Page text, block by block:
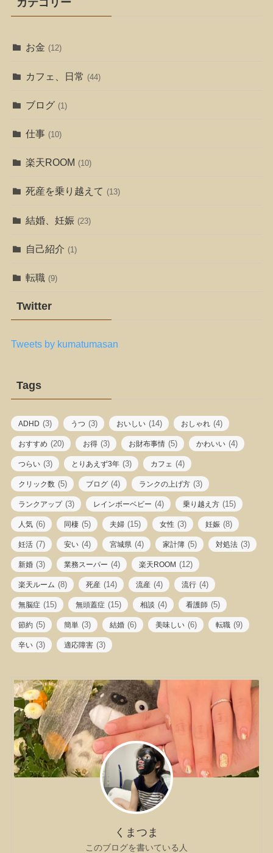
カテゴリー
お金 (12)
カフェ、日常 (44)
ブログ (1)
仕事 (10)
楽天ROOM (10)
死産を乗り越えて (13)
結婚、妊娠 (23)
自己紹介 (1)
転職 (9)
Twitter
Tweets by kumatumasan
Tags
ADHD (3) うつ (3) おいしい (14) おしゃれ (4)
おすすめ (20) お得 (3) お財布事情 (5) かわいい (4)
つらい (3) とりあえず3年 (3) カフェ (4)
クリック数 (5) ブログ (4) ランクの上げ方 (3)
ランクアップ(3) レインボーベビー (4) 乗り越え方 (15)
人気 (6) 同棲 (5) 夫婦 (15) 女性 (3) 妊娠 (8)
妊活 (7) 安い (4) 宮城県 (4) 家計簿 (5) 対処法 (3)
新婚 (3) 業務スーパー (4) 楽天ROOM (12)
楽天ルーム (8) 死産 (14) 流産 (4) 流行 (4)
無脳症 (15) 無頭蓋症 (15) 相談 (4) 看護師 (5)
節約 (5) 簡単 (3) 結婚 (6) 美味しい (6) 転職 (9)
辛い (3) 適応障害 (3)
くまつま
このブログを書いている人